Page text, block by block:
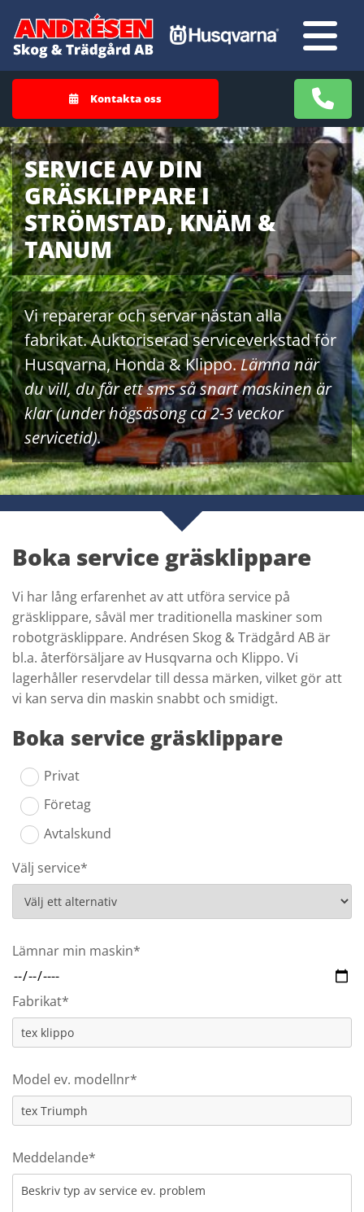
Kontakta oss
SERVICE AV DIN
GRÄSKLIPPARE I
STRÖMSTAD, KNÄM &
TANUM
Vi reparerar och servar nästan alla
fabrikat. ​Auktoriserad serviceverkstad för
Husqvarna, Honda & Klippo. ​Lämna när
du vill, du får ett sms så snart maskinen är
klar (under högsäsong ca 2-3 veckor
servicetid).
Boka service gräsklippare
Vi har lång erfarenhet av att utföra service på
gräsklippare​, såväl mer traditionella maskiner som
robotgräsklippare. Andrésen Skog & Trädgård AB är
bl.a. återförsäljare av Husqvarna och Klippo. Vi
lagerhåller reservdelar till dessa märken, vilket gör att
vi kan serva din maskin snabbt och smidigt.
Boka service gräsklippare
Privat
Företag
Avtalskund
Välj service*
Lämnar min maskin*
Fabrikat*
Model ev. modellnr*
Meddelande*